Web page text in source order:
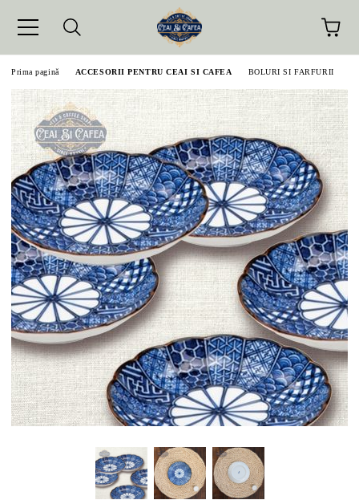
Prima pagină ACCESORII PENTRU CEAI SI CAFEA BOLURI SI FARFURII